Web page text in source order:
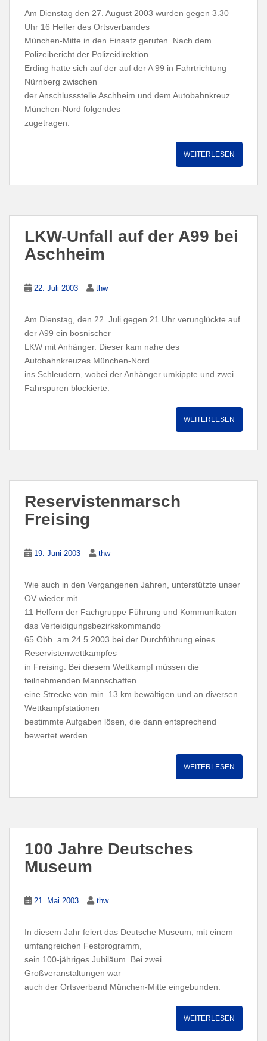
Am Dienstag den 27. August 2003 wurden gegen 3.30
Uhr 16 Helfer des Ortsverbandes
München-Mitte in den Einsatz gerufen. Nach dem
Polizeibericht der Polizeidirektion
Erding hatte sich auf der auf der A 99 in Fahrtrichtung
Nürnberg zwischen
der Anschlussstelle Aschheim und dem Autobahnkreuz
München-Nord folgendes
zugetragen:
WEITERLESEN
LKW-Unfall auf der A99 bei
Aschheim
22. Juli 2003 thw
Am Dienstag, den 22. Juli gegen 21 Uhr verunglückte auf
der A99 ein bosnischer
LKW mit Anhänger. Dieser kam nahe des
Autobahnkreuzes München-Nord
ins Schleudern, wobei der Anhänger umkippte und zwei
Fahrspuren blockierte.
WEITERLESEN
Reservistenmarsch
Freising
19. Juni 2003 thw
Wie auch in den Vergangenen Jahren, unterstützte unser
OV wieder mit
11 Helfern der Fachgruppe Führung und Kommunikaton
das Verteidigungsbezirkskommando
65 Obb. am 24.5.2003 bei der Durchführung eines
Reservistenwettkampfes
in Freising. Bei diesem Wettkampf müssen die
teilnehmenden Mannschaften
eine Strecke von min. 13 km bewältigen und an diversen
Wettkampfstationen
bestimmte Aufgaben lösen, die dann entsprechend
bewertet werden.
WEITERLESEN
100 Jahre Deutsches
Museum
21. Mai 2003 thw
In diesem Jahr feiert das Deutsche Museum, mit einem
umfangreichen Festprogramm,
sein 100-jähriges Jubiläum. Bei zwei
Großveranstaltungen war
auch der Ortsverband München-Mitte eingebunden.
WEITERLESEN